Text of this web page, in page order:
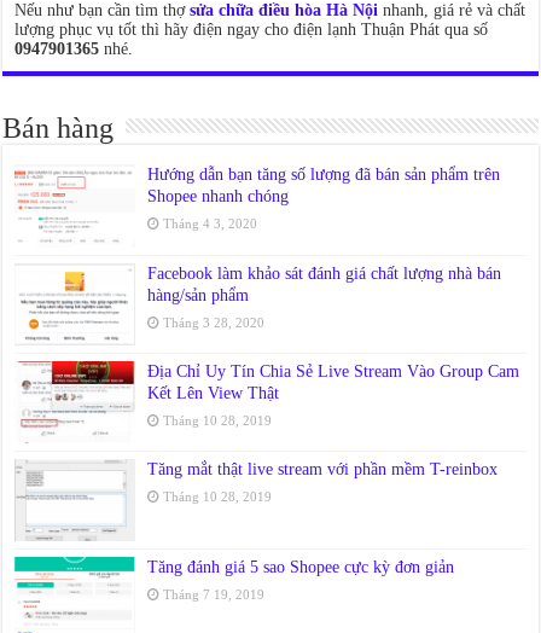
Nếu như bạn cần tìm thợsửa chữa điều hòa Hà Nội nhanh, giá rẻ và chất
lượng phục vụ tốt thì hãy điện ngay cho điện lạnh Thuận Phát qua số
0947901365 nhé.
Bán hàng
Hướng dẫn bạn tăng số lượng đã bán sản phẩm trên
Shopee nhanh chóng
Tháng 4 3, 2020
Facebook làm khảo sát đánh giá chất lượng nhà bán
hàng/sản phẩm
Tháng 3 28, 2020
Địa Chỉ Uy Tín Chia Sẻ Live Stream Vào Group Cam
Kết Lên View Thật
Tháng 10 28, 2019
Tăng mắt thật live stream với phần mềm T-reinbox
Tháng 10 28, 2019
Tăng đánh giá 5 sao Shopee cực kỳ đơn giản
Tháng 7 19, 2019